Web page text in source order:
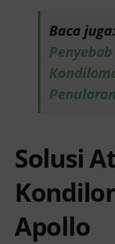
Baca
Solusi
Apollo